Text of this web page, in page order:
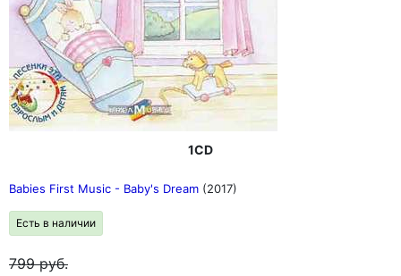
1CD
Babies First Music - Baby's Dream (2017)
Есть в наличии
799руб.